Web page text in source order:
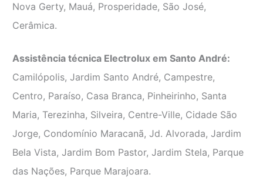
Nova Gerty, Mauá, Prosperidade, São José,
Cerâmica.
Assistência técnica Electrolux em Santo André:
Camilópolis, Jardim Santo André, Campestre,
Centro, Paraíso, Casa Branca, Pinheirinho, Santa
Maria, Terezinha, Silveira, Centre-Ville, Cidade São
Jorge, Condomínio Maracanã, Jd. Alvorada, Jardim
Bela Vista, Jardim Bom Pastor, Jardim Stela, Parque
das Nações, Parque Marajoara.